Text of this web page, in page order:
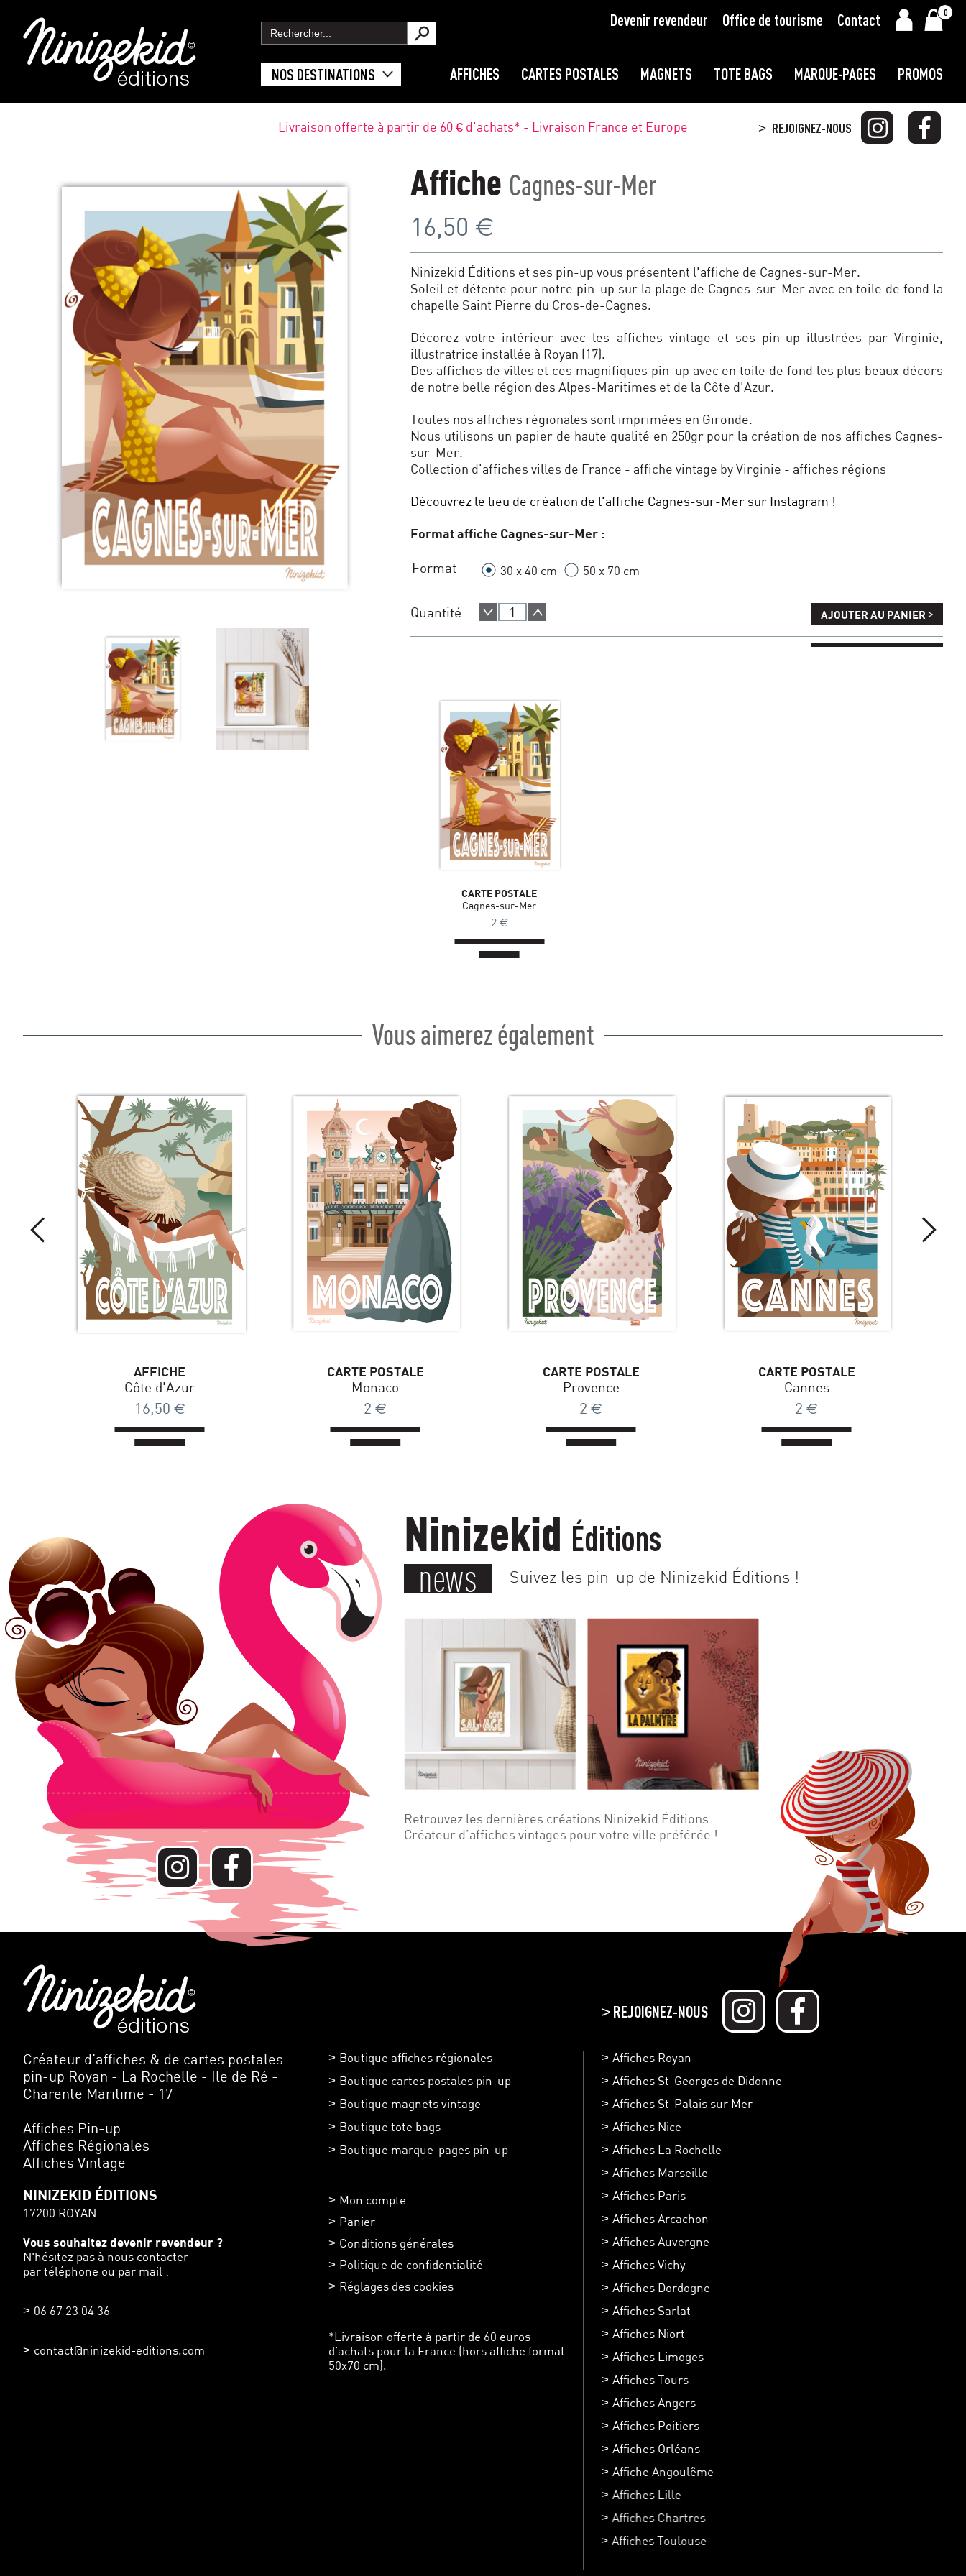
Devenir revendeur Office de tourisme Contact 0
NOS DESTINATIONS AFFICHES CARTES POSTALES MAGNETS TOTE BAGS MARQUE-PAGES PROMOS
> REJOIGNEZ-NOUS
Livraison offerte à partir de 60 € d'achats* - Livraison France et Europe
Affiche Cagnes-sur-Mer
16,50 €
Ninizekid Éditions et ses pin-up vous présentent l'affiche de Cagnes-sur-Mer.
Soleil et détente pour notre pin-up sur la plage de Cagnes-sur-Mer avec en toile de fond la
chapelle Saint Pierre du Cros-de-Cagnes.
Décorez votre intérieur avec les affiches vintage et ses pin-up illustrées par Virginie,
illustratrice installée à Royan (17).
Des affiches de villes et ces magnifiques pin-up avec en toile de fond les plus beaux décors
de notre belle région des Alpes-Maritimes et de la Côte d'Azur.
Toutes nos affiches régionales sont imprimées en Gironde.
Nous utilisons un papier de haute qualité en 250gr pour la création de nos affiches Cagnes-
sur-Mer.
Collection d'affiches villes de France - affiche vintage by Virginie - affiches régions
Découvrez le lieu de création de l'affiche Cagnes-sur-Mer sur Instagram !
Format affiche Cagnes-sur-Mer :
Format 30 x 40 cm 50 x 70 cm
Quantité AJOUTER AU PANIER >
CARTE POSTALE
Cagnes-sur-Mer
2 €
Vous aimerez également
AFFICHE
Côte d'Azur
16,50 €
CARTE POSTALE
Monaco
2 €
CARTE POSTALE
Provence
2 €
CARTE POSTALE
Cannes
2 €
Ninizekid Éditions
news Suivez les pin-up de Ninizekid Éditions !
Retrouvez les dernières créations Ninizekid Éditions
Créateur d’affiches vintages pour votre ville préférée !
>REJOIGNEZ-NOUS
Créateur d’affiches & de cartes postales
pin-up Royan - La Rochelle - Ile de Ré -
Charente Maritime - 17
Affiches Pin-up
Affiches Régionales
Affiches Vintage
NINIZEKID ÉDITIONS
17200 ROYAN
Vous souhaitez devenir revendeur ?
N'hésitez pas à nous contacter
par téléphone ou par mail :
06 67 23 04 36
contact@ninizekid-editions.com
Boutique affiches régionales
Boutique cartes postales pin-up
Boutique magnets vintage
Boutique tote bags
Boutique marque-pages pin-up
Mon compte
Panier
Conditions générales
Politique de confidentialité
Réglages des cookies
*Livraison offerte à partir de 60 euros
d’achats pour la France (hors affiche format
50x70 cm).
Affiches Royan
Affiches St-Georges de Didonne
Affiches St-Palais sur Mer
Affiches Nice
Affiches La Rochelle
Affiches Marseille
Affiches Paris
Affiches Arcachon
Affiches Auvergne
Affiches Vichy
Affiches Dordogne
Affiches Sarlat
Affiches Niort
Affiches Limoges
Affiches Tours
Affiches Angers
Affiches Poitiers
Affiches Orléans
Affiche Angoulême
Affiches Lille
Affiches Chartres
Affiches Toulouse